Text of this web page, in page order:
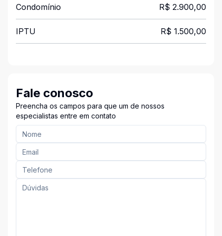
Condomínio R$ 2.900,00
IPTU R$ 1.500,00
Fale conosco
Preencha os campos para que um de nossos
especialistas entre em contato